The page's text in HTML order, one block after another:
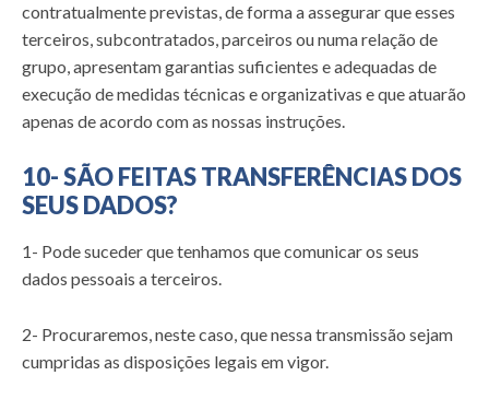
contratualmente previstas, de forma a assegurar que esses
terceiros, subcontratados, parceiros ou numa relação de
grupo, apresentam garantias suficientes e adequadas de
execução de medidas técnicas e organizativas e que atuarão
apenas de acordo com as nossas instruções.
10- SÃO FEITAS TRANSFERÊNCIAS DOS
SEUS DADOS?
1- Pode suceder que tenhamos que comunicar os seus
dados pessoais a terceiros.
2- Procuraremos, neste caso, que nessa transmissão sejam
cumpridas as disposições legais em vigor.